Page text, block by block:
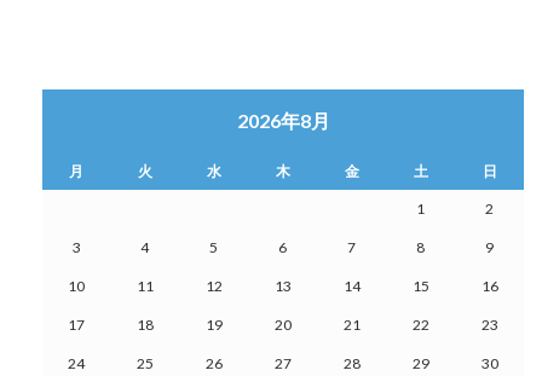
2026年8月
月 火 水 木 金 土 日
1 2
3 4 5 6 7 8 9
10 11 12 13 14 15 16
17 18 19 20 21 22 23
24 25 26 27 28 29 30